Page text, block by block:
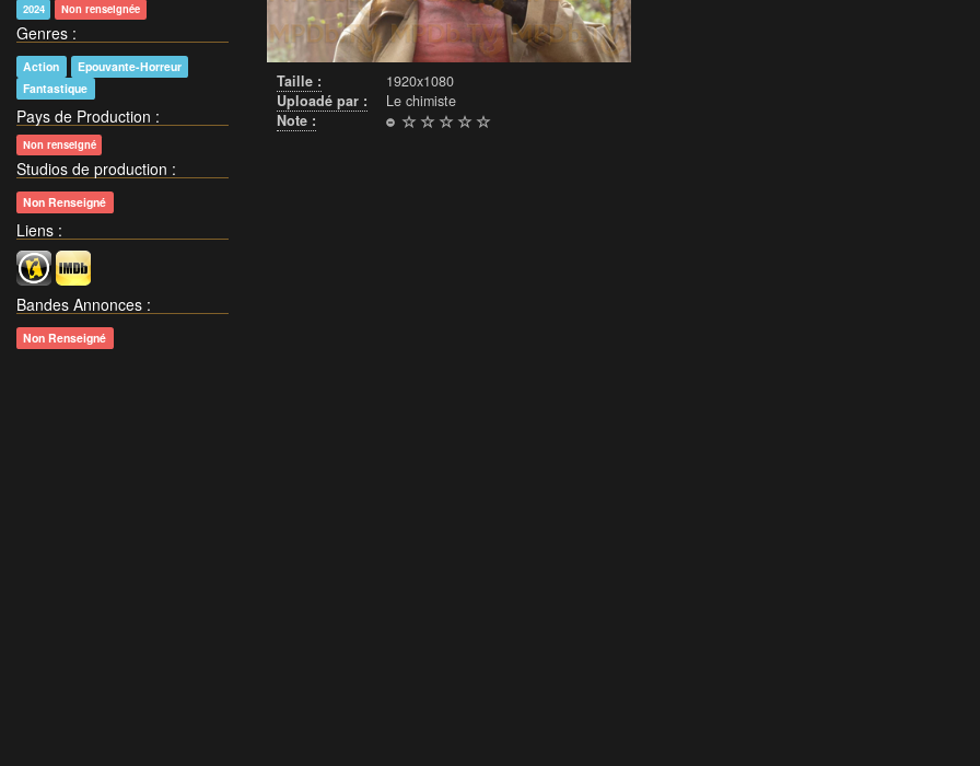
2024 Non renseignée
Genres :
Action
Epouvante-Horreur
Fantastique
Pays de Production :
Non renseigné
Studios de production :
Non Renseigné
Liens :
Bandes Annonces :
Non Renseigné
Taille :
1920x1080
Uploadé par :
Le chimiste
Note :